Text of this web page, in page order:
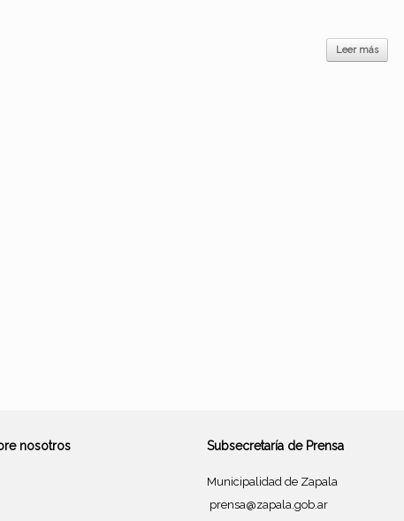
Leer más
nosotros Subsecretaría de Prensa
Municipalidad de Zapala
prensa@zapala.gob.ar